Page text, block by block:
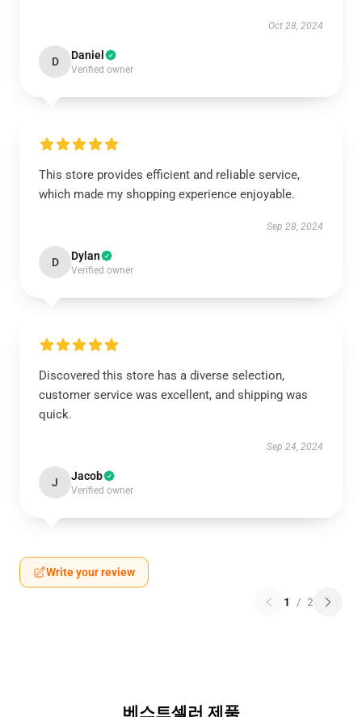
Oct 28, 2024
D Daniel
Verified owner
This store provides efficient and reliable service,
which made my shopping experience enjoyable.
Sep 28, 2024
D Dylan
Verified owner
Discovered this store has a diverse selection,
customer service was excellent, and shipping was
quick.
Sep 24, 2024
J Jacob
Verified owner
Write your review
1 / 2
베스트셀러 제품